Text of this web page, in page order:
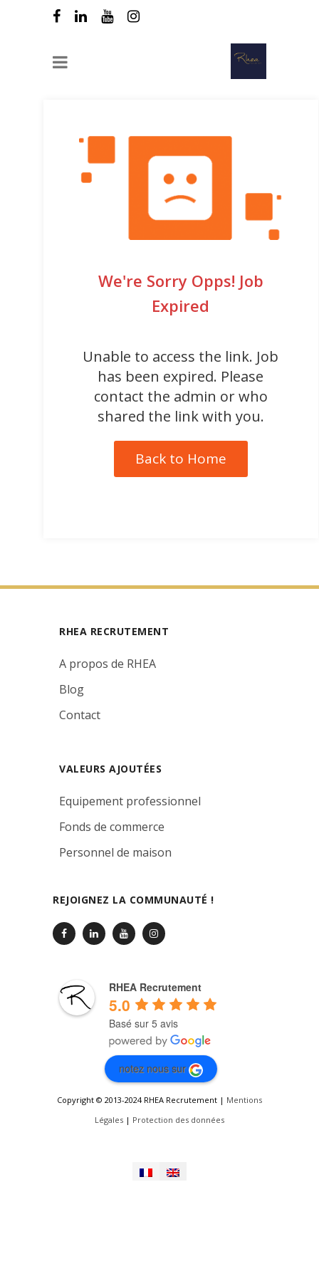
We're Sorry Opps! Job
Expired
Unable to access the link. Job
has been expired. Please
contact the admin or who
shared the link with you.
Back to Home
RHEA RECRUTEMENT
A propos de RHEA
Blog
Contact
VALEURS AJOUTÉES
Equipement professionnel
Fonds de commerce
Personnel de maison
REJOIGNEZ LA COMMUNAUTÉ !
RHEA Recrutement
5.0
Basé sur 5 avis
notez nous sur
Copyright © 2013-2024 RHEA Recrutement | Mentions
Légales | Protection des données